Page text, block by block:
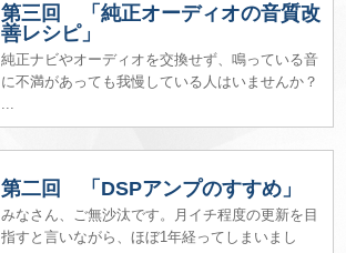
第三回 「純正オーディオの音質改
善レシピ」
純正ナビやオーディオを交換せず、鳴っている音
に不満があっても我慢している人はいませんか？
第二回 「DSPアンプのすすめ」
みなさん、ご無沙汰です。月イチ程度の更新を目
指すと言いながら、ほぼ1年経ってしまいまし